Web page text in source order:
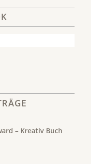
– Kreativ Buch